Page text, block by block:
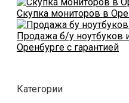
Скупка мониторов в
Продажа б/у ноутбуков
Оренбурге с гарантией
Категории